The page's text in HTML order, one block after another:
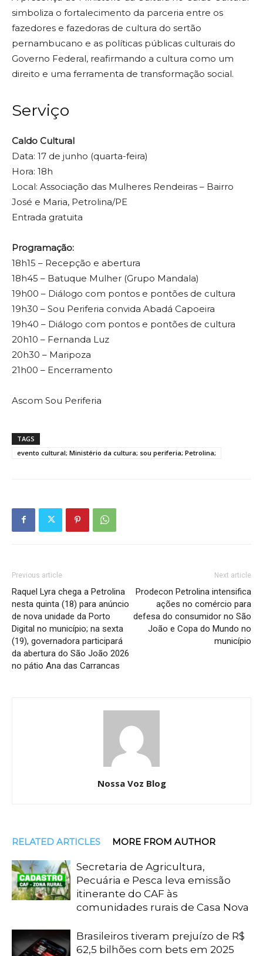
simboliza o fortalecimento da parceria entre os
fazedores e fazedoras de cultura do sertão
pernambucano e as políticas públicas culturais do
Governo Federal, reafirmando a cultura como um
direito e uma ferramenta de transformação social.
Serviço
Caldo Cultural
Data: 17 de junho (quarta-feira)
Hora: 18h
Local: Associação das Mulheres Rendeiras – Bairro
José e Maria, Petrolina/PE
Entrada gratuita
Programação:
18h15 – Recepção e abertura
18h45 – Batuque Mulher (Grupo Mandala)
19h00 – Diálogo com pontos e pontões de cultura
19h30 – Sou Periferia convida Abadá Capoeira
19h40 – Diálogo com pontos e pontões de cultura
20h10 – Fernanda Luz
20h30 – Maripoza
21h00 – Encerramento
Ascom Sou Periferia
TAGS
evento cultural; Ministério da cultura; sou periferia; Petrolina;
Previous article
Raquel Lyra chega a Petrolina
nesta quinta (18) para anúncio
de nova unidade da Porto
Digital no município; na sexta
(19), governadora participará
da abertura do São João 2026
no pátio Ana das Carrancas
Next article
Prodecon Petrolina intensifica
ações no comércio para
defesa do consumidor no São
João e Copa do Mundo no
município
Nossa Voz Blog
RELATED ARTICLES MORE FROM AUTHOR
Secretaria de Agricultura,
Pecuária e Pesca leva emissão
itinerante do CAF às
comunidades rurais de Casa Nova
Brasileiros tiveram prejuízo de R$
62,5 bilhões com bets em 2025